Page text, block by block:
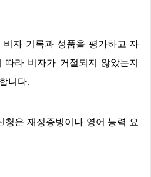
비자 기록과 성품을 평가하고 자
라 비자가 거절되지 않았는지
니다.
청은 재정증빙이나 영어 능력 요